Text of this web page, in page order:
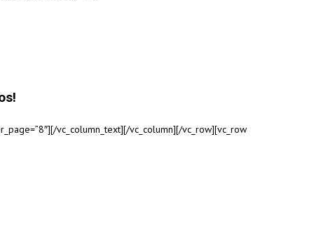
vc_column_text][/vc_column][/vc_row][vc_row